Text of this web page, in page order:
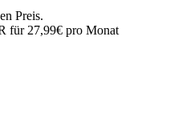
Preis.
für 27,99€ pro Monat